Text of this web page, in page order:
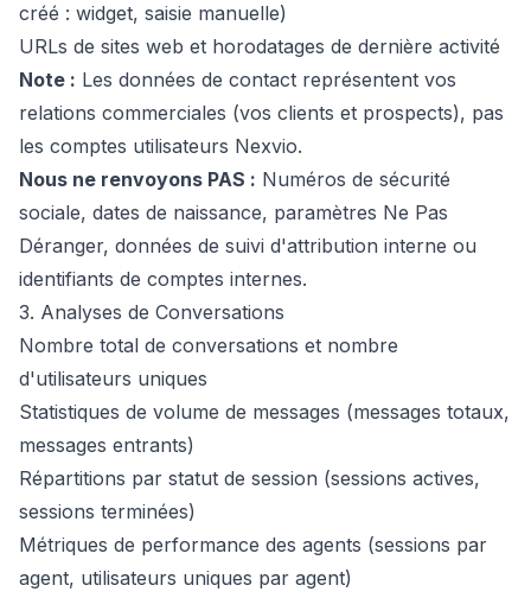
créé : widget, saisie manuelle)
URLs de sites web et horodatages de dernière activité
Note : Les données de contact représentent vos
relations commerciales (vos clients et prospects), pas
les comptes utilisateurs Nexvio.
Nous ne renvoyons PAS : Numéros de sécurité
sociale, dates de naissance, paramètres Ne Pas
Déranger, données de suivi d'attribution interne ou
identifiants de comptes internes.
3. Analyses de Conversations
Nombre total de conversations et nombre
d'utilisateurs uniques
Statistiques de volume de messages (messages totaux,
messages entrants)
Répartitions par statut de session (sessions actives,
sessions terminées)
Métriques de performance des agents (sessions par
agent, utilisateurs uniques par agent)